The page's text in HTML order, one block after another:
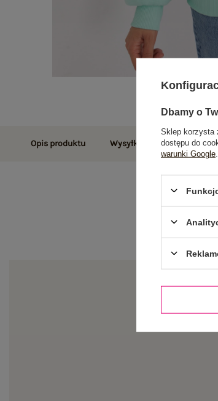
Opis produktu Wysyłka i dostawa
Dbamy o
Sklep korzysta
dostępu do
warunki Google